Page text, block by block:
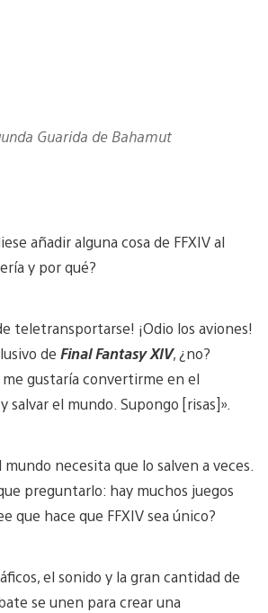
Guarida de Bahamut
añadir alguna cosa de FFXIV al
y por qué?
teletransportarse! ¡Odio los aviones!
de Final Fantasy XIV, ¿no?
gustaría convertirme en el
salvar el mundo. Supongo [risas]».
mundo necesita que lo salven a veces.
preguntarlo: hay muchos juegos
que hace que FFXIV sea único?
el sonido y la gran cantidad de
se unen para crear una